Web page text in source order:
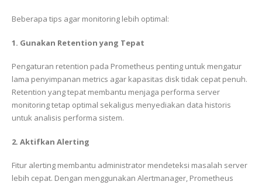
Beberapa tips agar monitoring lebih optimal:
1. Gunakan Retention yang Tepat
Pengaturan retention pada Prometheus penting untuk mengatur
lama penyimpanan metrics agar kapasitas disk tidak cepat penuh.
Retention yang tepat membantu menjaga performa server
monitoring tetap optimal sekaligus menyediakan data historis
untuk analisis performa sistem.
2. Aktifkan Alerting
Fitur alerting membantu administrator mendeteksi masalah server
lebih cepat. Dengan menggunakan Alertmanager, Prometheus